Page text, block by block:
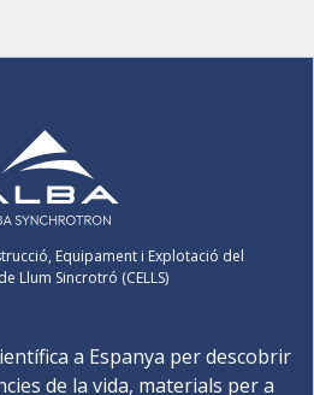
Equipament i Explotació del
Llum Sincrotró (CELLS)
a Espanya per descobrir
de la vida, materials per a